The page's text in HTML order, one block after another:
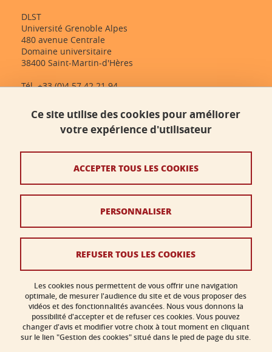
DLST
Université Grenoble Alpes
480 avenue Centrale
Domaine universitaire
38400 Saint-Martin-d'Hères
Tél. +33 (0)4 57 42 21 94
Crédits
Données personnelles
Politique des cookies
Gestion des cookies
Accessibilité : non conforme
Ce site utilise des cookies pour améliorer
votre expérience d'utilisateur
Les cookies nous permettent de vous offrir une navigation
optimale, de mesurer l'audience du site et de vous proposer des
vidéos et des fonctionnalités avancées. Nous vous donnons la
possibilité d'accepter et de refuser ces cookies. Vous pouvez
changer d'avis et modifier votre choix à tout moment en cliquant
sur le lien "Gestion des cookies" situé dans le pied de page du site.
ACCEPTER TOUS LES COOKIES
REFUSER TOUS LES COOKIES
PERSONNALISER